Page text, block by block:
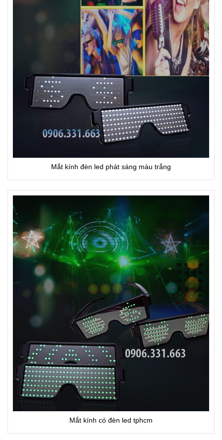
Mắt kính đèn led phát sáng màu trắng
Mắt kính có đèn led tphcm